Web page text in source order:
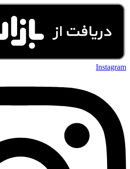
Instagram